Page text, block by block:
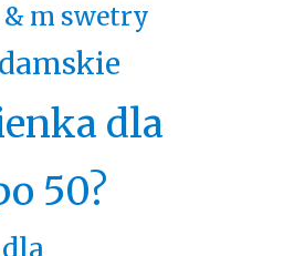
& m swetry
dla
50?